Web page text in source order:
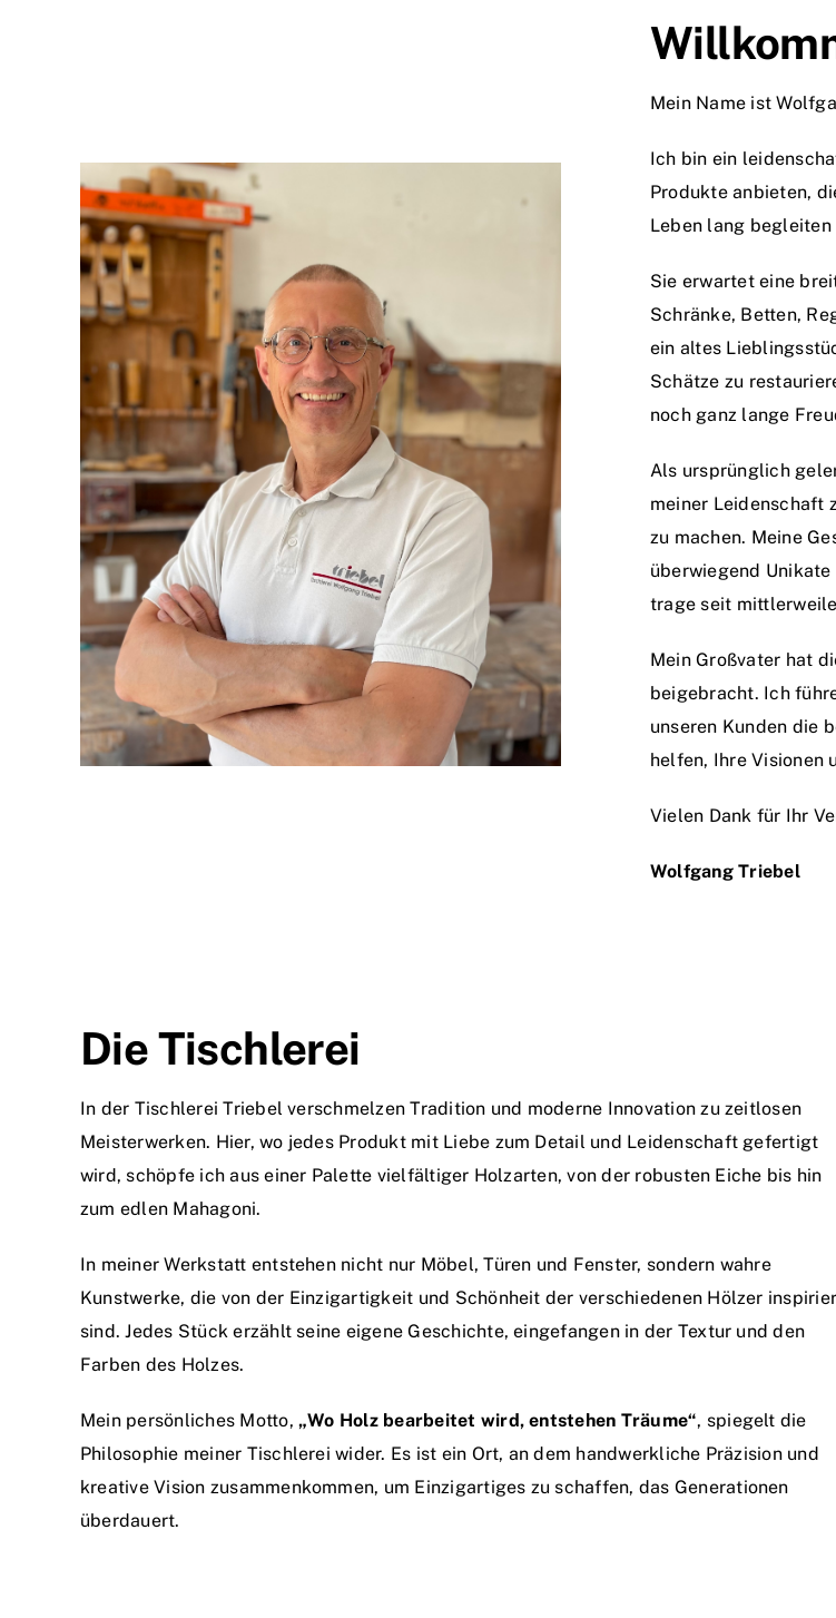
Mein Name ist
Ich bin ein
Produkte anbieten,
Leben lang begleiten
Sie erwartet eine
Schränke, Betten,
ein altes
Schätze zu
noch ganz lange
Als ursprünglich
meiner Leidenschaft
zu machen. Meine
überwiegend
trage seit
Mein Großvater hat
beigebracht. Ich
unseren Kunden die
helfen, Ihre Visionen
Vielen Dank für Ihr
Wolfgang Triebel
Die Tischlerei
In der Tischlerei Triebel verschmelzen Tradition und moderne Innovation zu zeitlosen
Meisterwerken. Hier, wo jedes Produkt mit Liebe zum Detail und Leidenschaft gefertigt
wird, schöpfe ich aus einer Palette vielfältiger Holzarten, von der robusten Eiche bis hin
zum edlen Mahagoni.
In meiner Werkstatt entstehen nicht nur Möbel, Türen und Fenster, sondern wahre
Kunstwerke, die von der Einzigartigkeit und Schönheit der verschiedenen Hölzer
sind. Jedes Stück erzählt seine eigene Geschichte, eingefangen in der Textur und den
Farben des Holzes.
Mein persönliches Motto, „Wo Holz bearbeitet wird, entstehen Träume“, spiegelt die
Philosophie meiner Tischlerei wider. Es ist ein Ort, an dem handwerkliche Präzision und
kreative Vision zusammenkommen, um Einzigartiges zu schaffen, das Generationen
überdauert.